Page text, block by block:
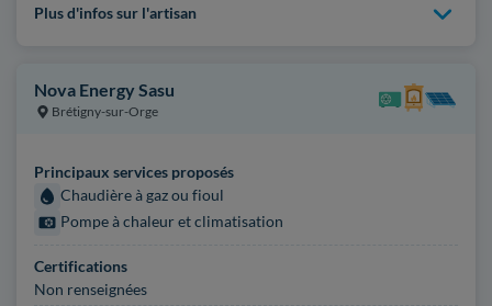
Plus d'infos sur l'artisan
Nova Energy Sasu
Brétigny-sur-Orge
Principaux services proposés
Chaudière à gaz ou fioul
Pompe à chaleur et climatisation
Certifications
Non renseignées